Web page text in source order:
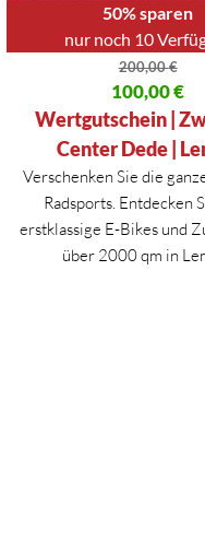
50% sparen
nur noch 10
200,00€
Ursprünglicher Preis war:
100,00€
Aktueller Preis ist: 100,00
Wertgutschein |
Center Dede |
Verschenken Sie die
Radsports. Entdecken
erstklassige E-Bikes und
über 2000 qm in